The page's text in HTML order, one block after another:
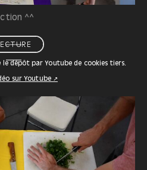
^^
dépôt par Youtube de cookies tiers.
sur Youtube ↗